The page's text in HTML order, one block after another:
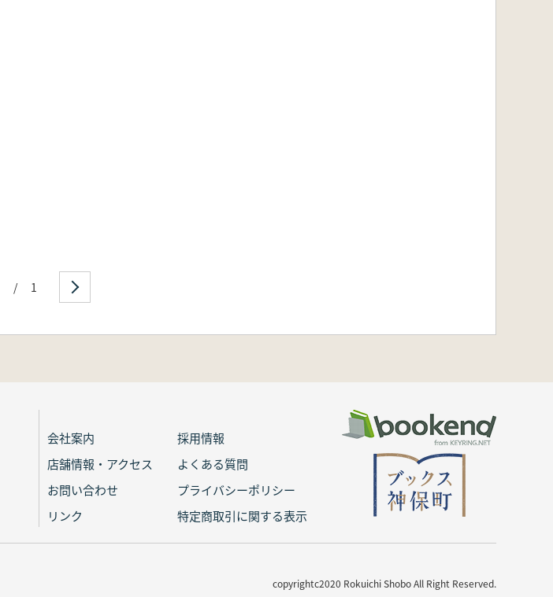
/ 1
会社案内
採用情報
店舗情報・アクセス
よくある質問
お問い合わせ
プライバシーポリシー
リンク
特定商取引に関する表示
copyrightc2020 Rokuichi Shobo All Right Reserved.